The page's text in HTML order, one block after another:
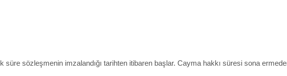
süre sözleşmenin imzalandığı tarihten itibaren başlar. Cayma hakkı süresi sona